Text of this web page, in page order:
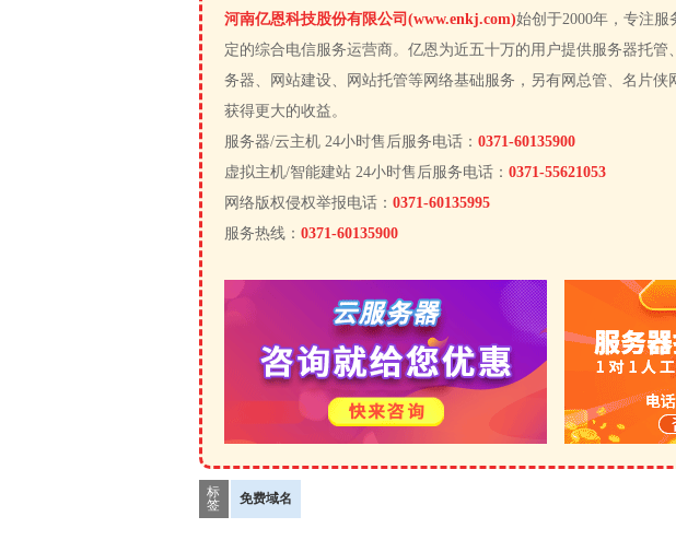
河南亿恩科技股份有限公司(www.enkj.com)始创于2000年，专注
定的综合电信服务运营商。亿恩为近五十万的用户提供服务器托管
务器、网站建设、网站托管等网络基础服务，另有网总管、名片侠
获得更大的收益。
服务器/云主机 24小时售后服务电话： 0371-60135900
虚拟主机/智能建站 24小时售后服务电话： 0371-55621053
网络版权侵权举报电话： 0371-60135995
服务热线： 0371-60135900
标
签
免费域名